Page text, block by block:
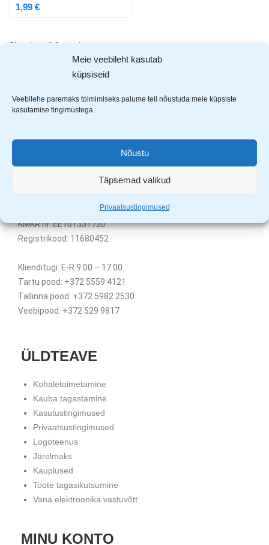
Meie veebileht kasutab
küpsiseid
Veebilehe paremaks toimimiseks palume teil nõustuda meie küpsiste
kasutamise tingimustega.
Nõustu
Täpsemad valikud
Privaatsustingimused
1,99 €
Showing all 3 results
Aardla 23B, Tartu, 50110
KMKR nr. EE101331720
Registrikood: 11680452
Klienditugi: E-R 9.00 – 17.00
Tartu pood: +372 5559 4121
Tallinna pood: +372 5982 2530
Veebipood: +372 529 9817
ÜLDTEAVE
Kohaletoimetamine
Kauba tagastamine
Kasutustingimused
Privaatsustingimused
Logoteenus
Järelmaks
Kauplused
Toote tagasikutsumine
Vana elektroonika vastuvõtt
MINU KONTO